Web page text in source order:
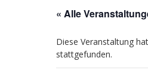
« Alle
Diese Veranstaltung
stattgefunden.